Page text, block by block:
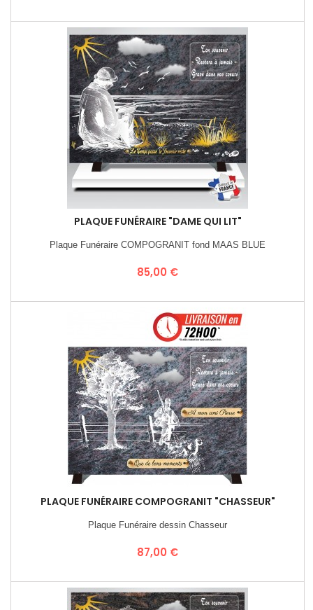
PLAQUE FUNÉRAIRE "DAME QUI LIT"
Plaque Funéraire COMPOGRANIT fond MAAS BLUE
Prix
85,00 €
PLAQUE FUNÉRAIRE COMPOGRANIT "CHASSEUR"
Plaque Funéraire dessin Chasseur
Prix
87,00 €